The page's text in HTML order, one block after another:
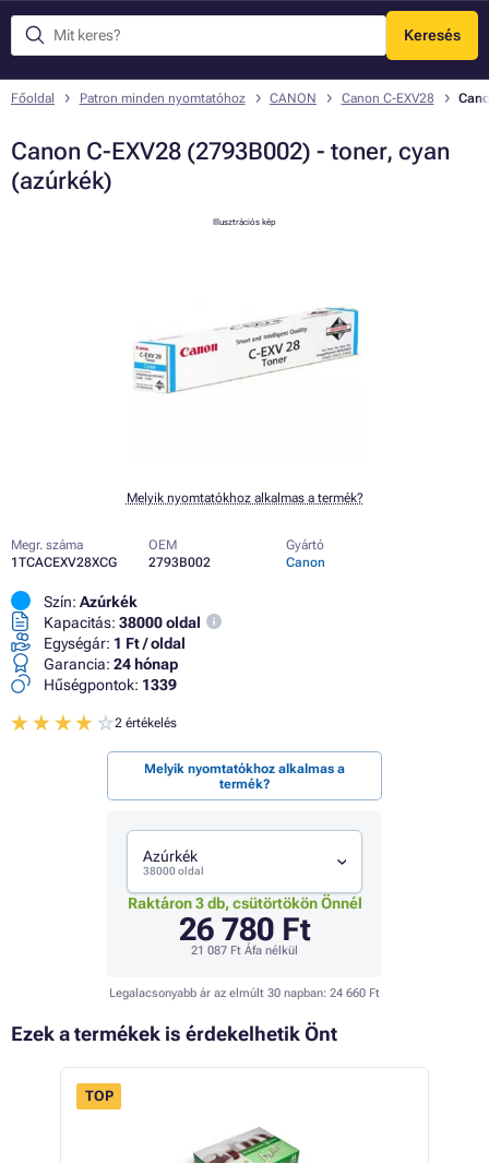
Keresés
Menü
Főoldal Patron minden nyomtatóhoz CANON Canon C-EXV28
Canon C-EXV28 (2793B002) - toner, cyan
(azúrkék)
Illusztrációs kép
Melyik nyomtatókhoz alkalmas a termék?
Megr. száma
1TCACEXV28XCG
OEM
2793B002
Gyártó
Canon
Szín: Azúrkék
Kapacitás: 38000 oldal
Egységár: 1 Ft / oldal
Garancia: 24 hónap
Hűségpontok: 1339
2 értékelés
Melyik nyomtatókhoz alkalmas a
termék?
Azúrkék
38000 oldal
Raktáron 3 db, csütörtökön Önnél
26 780 Ft
21 087 Ft Áfa nélkül
Legalacsonyabb ár az elmúlt 30 napban: 24 660 Ft
Ezek a termékek is érdekelhetik Önt
TOP